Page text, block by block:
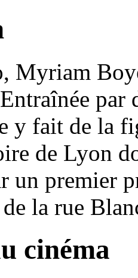
Myriam
par
y fait de la
de Lyon
un premier
la rue
cinéma